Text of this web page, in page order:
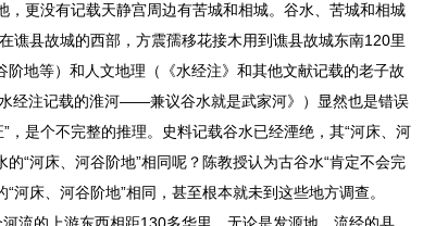
更没有记载天静宫周边有苦城和相城。谷水、苦城和相城
谯县故城的西部，方震孺移花接木用到谯县故城东南120里
阶地等）和人文地理（《水经注》和其他文献记载的老子故
经注记载的淮河——兼议谷水就是武家河》）显然也是错误
，是个不完整的推理。史料记载谷水已经湮绝，其“河床、河
“河床、河谷阶地”相同呢？陈教授认为古谷水“肯定不会完
床、河谷阶地”相同，甚至根本就未到这些地方调查。